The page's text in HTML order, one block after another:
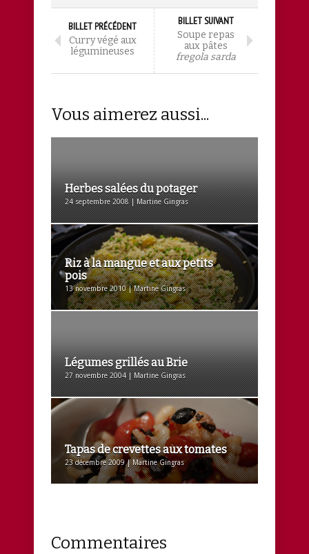
BILLET PRÉCÉDENT
Curry végé aux
légumineuses
BILLET SUIVANT
Soupe repas
aux pâtes
fregola sarda
Vous aimerez aussi...
Herbes salées du potager
24 septembre 2008 | Martine Gingras
Riz à la mangue et aux petits
pois
13 novembre 2010 | Martine Gingras
Légumes grillés au Brie
27 novembre 2004 | Martine Gingras
Tapas de crevettes aux tomates
23 décembre 2009 | Martine Gingras
Commentaires